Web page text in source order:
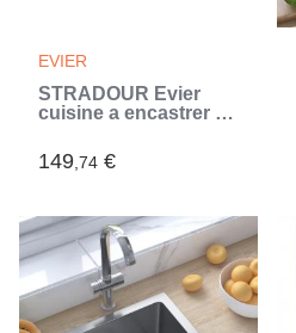
EVIER
STRADOUR Evier
cuisine a encastrer 1
Arena - Résine - 86 x
50 cm - Gris béton
149,74 €